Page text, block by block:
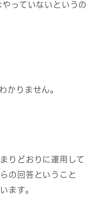
っていないというの
かりません。
りどおりに運用して
の回答ということ
ます。